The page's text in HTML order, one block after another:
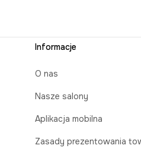
Informacje
O nas
Nasze salony
Aplikacja mobilna
Zasady prezentowania